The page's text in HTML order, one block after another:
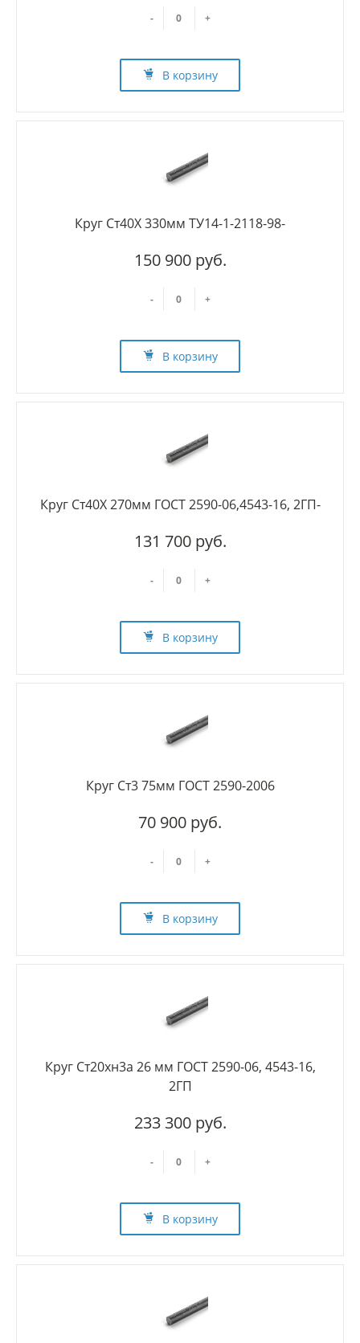
- +
В корзину
Круг Ст40Х 330мм ТУ14-1-2118-98-
150 900 руб.
- +
В корзину
Круг Ст40Х 270мм ГОСТ 2590-06,4543-16, 2ГП-
131 700 руб.
- +
В корзину
Круг Ст3 75мм ГОСТ 2590-2006
70 900 руб.
- +
В корзину
Круг Ст20хн3а 26 мм ГОСТ 2590-06, 4543-16,
2ГП
233 300 руб.
- +
В корзину